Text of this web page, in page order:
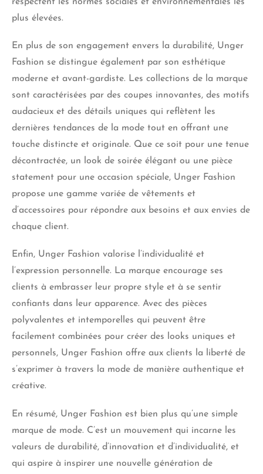
plus élevées.
En plus de son engagement envers la durabilité, Unger
Fashion se distingue également par son esthétique
moderne et avant-gardiste. Les collections de la marque
sont caractérisées par des coupes innovantes, des motifs
audacieux et des détails uniques qui reflètent les
dernières tendances de la mode tout en offrant une
touche distincte et originale. Que ce soit pour une tenue
décontractée, un look de soirée élégant ou une pièce
statement pour une occasion spéciale, Unger Fashion
propose une gamme variée de vêtements et
d’accessoires pour répondre aux besoins et aux envies de
chaque client.
Enfin, Unger Fashion valorise l’individualité et
l’expression personnelle. La marque encourage ses
clients à embrasser leur propre style et à se sentir
confiants dans leur apparence. Avec des pièces
polyvalentes et intemporelles qui peuvent être
facilement combinées pour créer des looks uniques et
personnels, Unger Fashion offre aux clients la liberté de
s’exprimer à travers la mode de manière authentique et
créative.
En résumé, Unger Fashion est bien plus qu’une simple
marque de mode. C’est un mouvement qui incarne les
valeurs de durabilité, d’innovation et d’individualité, et
qui aspire à inspirer une nouvelle génération de